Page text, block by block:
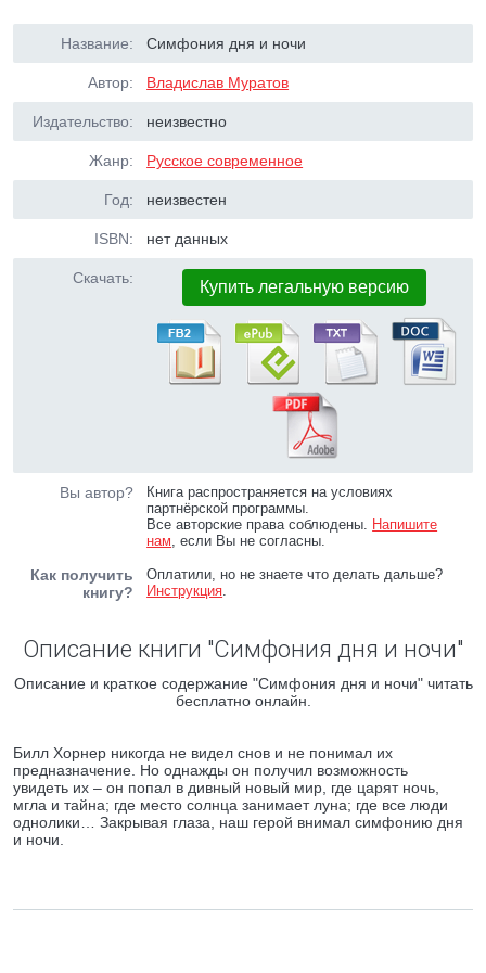
Название: Симфония дня и ночи
Автор: Владислав Муратов
Издательство: неизвестно
Жанр: Русское современное
Год: неизвестен
ISBN: нет данных
Скачать: Купить легальную версию
Вы автор?
Книга распространяется на условиях
партнёрской программы.
Все авторские права соблюдены. Напишите
нам, если Вы не согласны.
Как получить
книгу?
Оплатили, но не знаете что делать дальше?
Инструкция.
Описание книги "Симфония дня и ночи"
Описание и краткое содержание "Симфония дня и ночи" читать
бесплатно онлайн.
Билл Хорнер никогда не видел снов и не понимал их
предназначение. Но однажды он получил возможность
увидеть их – он попал в дивный новый мир, где царят ночь,
мгла и тайна; где место солнца занимает луна; где все люди
однолики… Закрывая глаза, наш герой внимал симфонию дня
и ночи.